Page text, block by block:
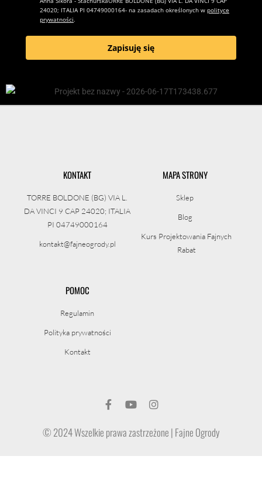
24020; ITALIA PI 04749000164- na zasadach określonych w polityce
prywatności.
Zapisuję się
KONTAKT
TORRE BOLDONE (BG) VIA L.
DA VINCI 9 CAP 24020; ITALIA
PI 04749000164
kontakt@fajneogrody.pl
MAPA STRONY
Sklep
Blog
Kurs Projektowania Fajnych
Rabat
POMOC
Regulamin
Polityka prywatności
Kontakt
© 2024 Wszelkie prawa zastrzeżone | Fajne Ogrody